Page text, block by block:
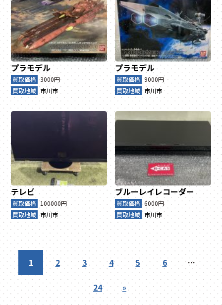
プラモデル
買取価格 3000円
買取地域 市川市
プラモデル
買取価格 9000円
買取地域 市川市
テレビ
買取価格 100000円
買取地域 市川市
ブルーレイレコーダー
買取価格 6000円
買取地域 市川市
1 2 3 4 5 6 …
24 »